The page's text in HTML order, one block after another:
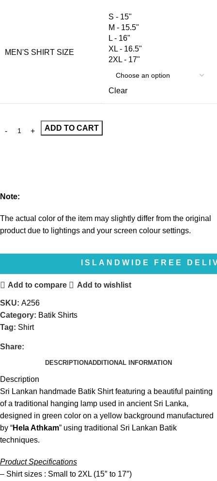
MEN'S SHIRT SIZE
S - 15"
M - 15.5"
L - 16"
XL - 16.5"
2XL - 17"
Clear
ADD TO CART
Note:
The actual color of the item may slightly differ from the original
product due to lightings and your screen colour settings.
ISLANDWIDE FREE
Add to compare Add to wishlist
SKU: A256
Category: Batik Shirts
Tag: Shirt
Share:
DESCRIPTIONADDITIONAL INFORMATION
Description
Sri Lankan handmade Batik Shirt featuring a beautiful painting
of a traditional hanging lamp used in ancient Sri Lanka,
designed in green color on a yellow background manufactured
by “Hela Athkam” using traditional Sri Lankan Batik
techniques.
Product Specifications
– Shirt sizes : Small to 2XL (15″ to 17″)